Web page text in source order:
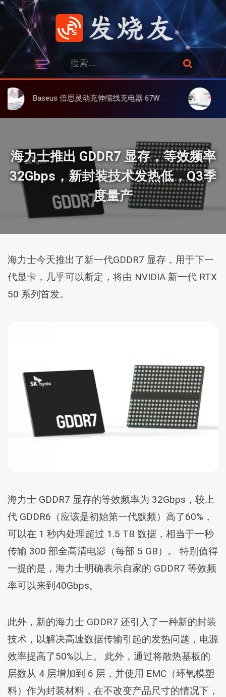
跳
发烧友
：
搜
索
Baseus 倍思灵动充伸缩线充电器 67W 3C，超耐用可伸缩线、氮化镓、3C多设备同时充 大上
海力士推出 GDDR7 显存，等效频率
32Gbps，新封装技术发热低，Q3季
度量产
海力士今天推出了新一代GDDR7 显存，用于下一
代显卡，几乎可以断定，将由 NVIDIA 新一代 RTX
50 系列首发。
海力士 GDDR7 显存的等效频率为 32Gbps，较上
代 GDDR6（应该是初始第一代默频）高了60%，
可以在 1 秒内处理超过 1.5 TB 数据，相当于一秒
传输 300 部全高清电影（每部 5 GB）。 特别值得
一提的是，海力士明确表示自家的 GDDR7 等效频
率可以来到40Gbps。
此外，新的海力士 GDDR7 还引入了一种新的封装
技术，以解决高速数据传输引起的发热问题，电源
效率提高了50%以上。 此外，通过将散热基板的
层数从 4 层增加到 6 层，并使用 EMC（环氧模塑
料）作为封装材料，在不改变产品尺寸的情况下，